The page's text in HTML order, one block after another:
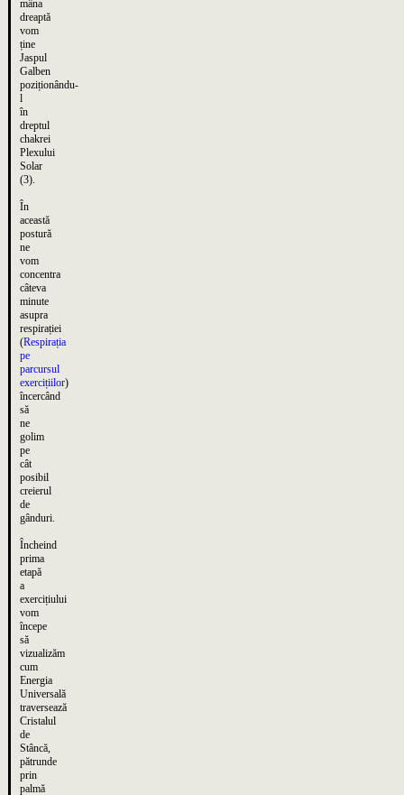
mâna
dreaptă
vom
ține
Jaspul
Galben
poziționându-
l
în
dreptul
chakrei
Plexului
Solar
(3).
În
această
postură
ne
vom
concentra
câteva
minute
asupra
respirației
(Respirația
pe
parcursul
exercițiilor)
încercând
să
ne
golim
pe
cât
posibil
creierul
de
gânduri.
Încheind
prima
etapă
a
exercițiului
vom
începe
să
vizualizăm
cum
Energia
Universală
traversează
Cristalul
de
Stâncă,
pătrunde
prin
palmă